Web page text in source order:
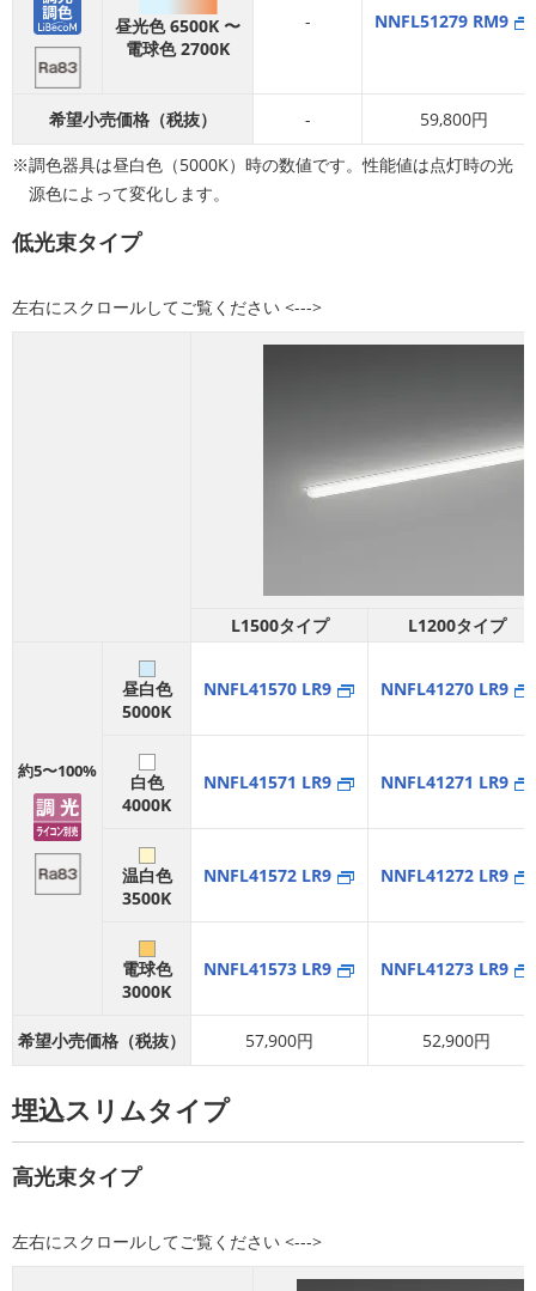
昼光色 6500K 〜
電球色 2700K
- NNFL51279 RM9
希望小売価格（税抜） -
59,800円
調色器具は昼白色（5000K）時の数値です。性能値は点灯時の光
源色によって変化します。
低光束タイプ
L1500タイプ L1200タイプ
約5〜100%
昼白色
5000K
NNFL41570 LR9 NNFL41270 LR9
白色
4000K
NNFL41571 LR9 NNFL41271 LR9
温白色
3500K
NNFL41572 LR9 NNFL41272 LR9
電球色
3000K
NNFL41573 LR9 NNFL41273 LR9
希望小売価格（税抜） 57,900円 52,900円
埋込スリムタイプ
高光束タイプ